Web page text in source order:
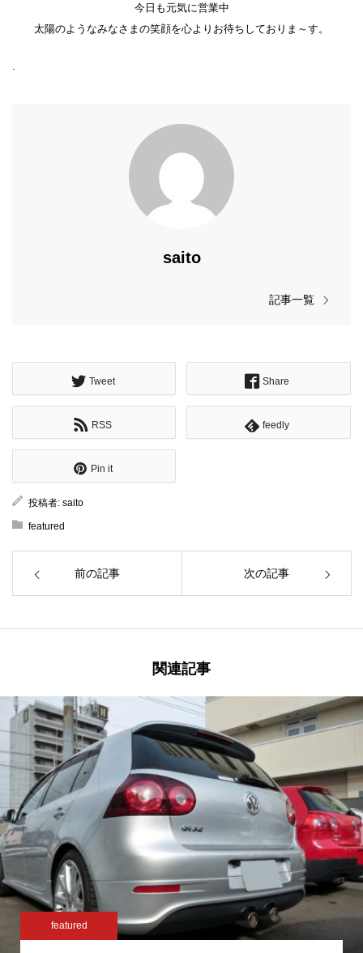
今日も元気に営業中
太陽のようなみなさまの笑顔を心よりお待ちしておりま～す。
.
saito
記事一覧
Tweet Share
RSS feedly
Pin it
投稿者: saito
featured
前の記事 次の記事
関連記事
featured